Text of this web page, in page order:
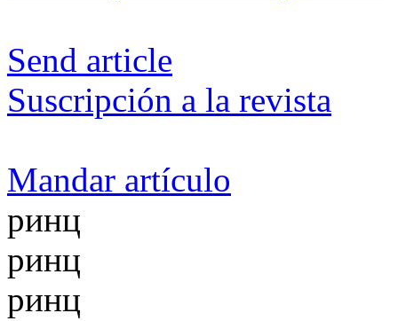
Send article
Suscripción a la revista
Mandar artículo
ринц
ринц
ринц